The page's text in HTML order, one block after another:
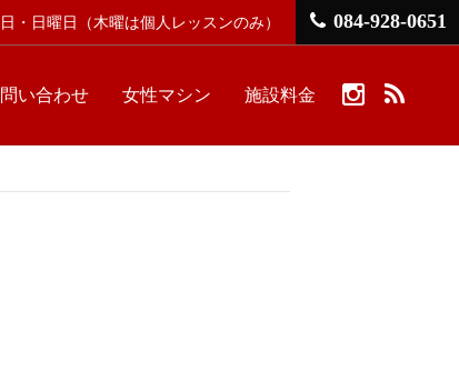
・日曜日 （木曜は個人レッスンのみ） 084-928-0651
い合わせ 女性マシン 施設料金